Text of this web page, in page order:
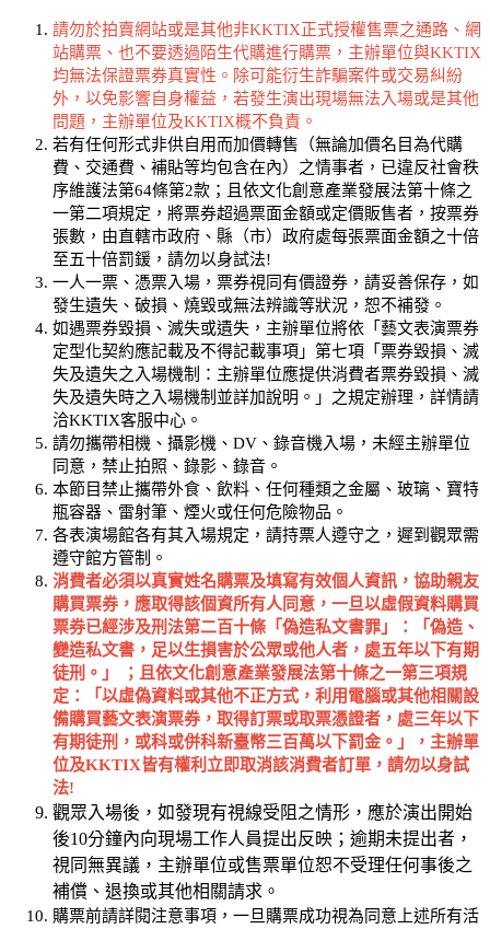
請勿於拍賣網站或是其他非KKTIX正式授權售票之通路、網
站購票、也不要透過陌生代購進行購票，主辦單位與KKTIX
均無法保證票券真實性。除可能衍生詐騙案件或交易糾紛
外，以免影響自身權益，若發生演出現場無法入場或是其他
問題，主辦單位及KKTIX概不負責。
若有任何形式非供自用而加價轉售（無論加價名目為代購
費、交通費、補貼等均包含在內）之情事者，已違反社會秩
序維護法第64條第2款；且依文化創意產業發展法第十條之
一第二項規定，將票券超過票面金額或定價販售者，按票券
張數，由直轄市政府、縣（市）政府處每張票面金額之十倍
至五十倍罰鍰，請勿以身試法!
一人一票、憑票入場，票券視同有價證券，請妥善保存，如
發生遺失、破損、燒毀或無法辨識等狀況，恕不補發。
如遇票券毀損、滅失或遺失，主辦單位將依「藝文表演票券
定型化契約應記載及不得記載事項」第七項「票券毀損、滅
失及遺失之入場機制：主辦單位應提供消費者票券毀損、滅
失及遺失時之入場機制並詳加說明。」之規定辦理，詳情請
洽KKTIX客服中心。
請勿攜帶相機、攝影機、DV、錄音機入場，未經主辦單位
同意，禁止拍照、錄影、錄音。
本節目禁止攜帶外食、飲料、任何種類之金屬、玻璃、寶特
瓶容器、雷射筆、煙火或任何危險物品。
各表演場館各有其入場規定，請持票人遵守之，遲到觀眾需
遵守館方管制。
消費者必須以真實姓名購票及填寫有效個人資訊，協助親友
購買票券，應取得該個資所有人同意，一旦以虛假資料購買
票券已經涉及刑法第二百十條「偽造私文書罪」：「偽造、
變造私文書，足以生損害於公眾或他人者，處五年以下有期
徒刑。」
；且依文化創意產業發展法第十條之一第三項規
定：「以虛偽資料或其他不正方式，利用電腦或其他相關設
備購買藝文表演票券，取得訂票或取票憑證者，處三年以下
有期徒刑，或科或併科新臺幣三百萬以下罰金。」，主辦單
位及KKTIX皆有權利立即取消該消費者訂單，請勿以身試
法!
觀眾入場後，如發現有視線受阻之情形，應於演出開始
後10分鐘內向現場工作人員提出反映；逾期未提出者，
視同無異議，主辦單位或售票單位恕不受理任何事後之
補償、退換或其他相關請求。
購票前請詳閱注意事項，一旦購票成功視為同意上述所有活